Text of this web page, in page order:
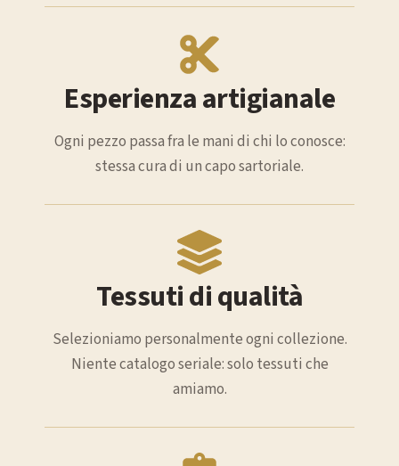
Esperienza artigianale
Ogni pezzo passa fra le mani di chi lo conosce:
stessa cura di un capo sartoriale.
Tessuti di qualità
Selezioniamo personalmente ogni collezione.
Niente catalogo seriale: solo tessuti che
amiamo.